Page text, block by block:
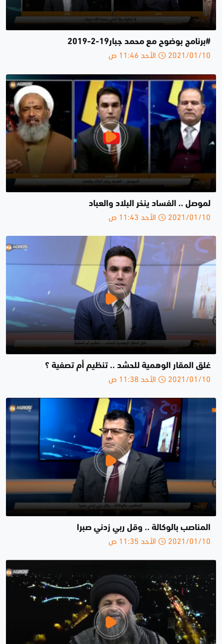
#برنامج بوضوح مع محمد جبار19-2-2019
2021/01/10 الأحد 11:46 ص
لموصل .. الفساد ينخر البلاد والعباد
2021/01/10 الأحد 11:43 ص
غلق المقار الوهمية للحشد .. تنظيم أم تصفية ؟
2021/01/10 الأحد 11:38 ص
المناصب بالوكالة .. وقل ربي زدني صبرا
2021/01/10 الأحد 11:35 ص